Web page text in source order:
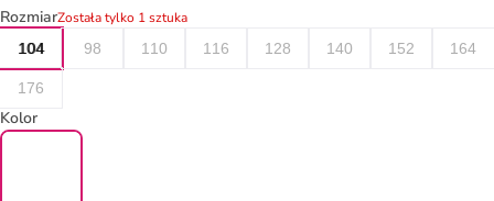
RozmiarZostała tylko 1 sztuka
104
98 110 116 128 140 152 164
176
Kolor